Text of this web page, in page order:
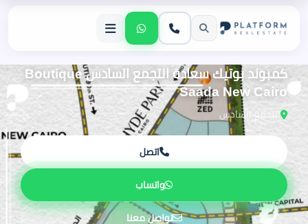
كمبوند بوتيك سعادة التجمع السادس Boutique
Saada New Cairo
التجمع السادس
اتصل
واتساب
تواصل معنا